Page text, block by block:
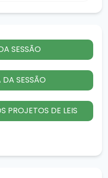
SESSÃO
SESSÃO
PROJETOS DE LEIS